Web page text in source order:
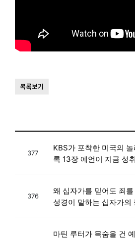
목록보기
377
KBS가 포착한 미국의
록 13장 예언이 지금 성
376
왜 십자가를 믿어도 죄를
성경이 말하는 십자가의
마틴 루터가 목숨을 건